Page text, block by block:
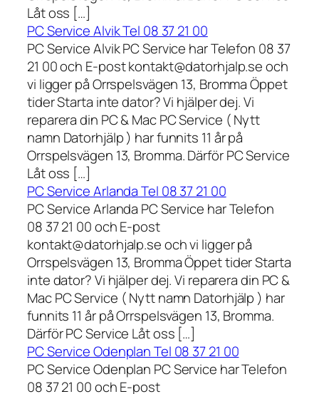
Låt oss […]
PC Service Alvik Tel 08 37 21 00
PC Service Alvik PC Service har Telefon 08 37
21 00 och E-post kontakt@datorhjalp.se och
vi ligger på Orrspelsvägen 13, Bromma Öppet
tider Starta inte dator? Vi hjälper dej. Vi
reparera din PC & Mac PC Service ( Nytt
namn Datorhjälp ) har funnits 11 år på
Orrspelsvägen 13, Bromma. Därför PC Service
Låt oss […]
PC Service Arlanda Tel 08 37 21 00
PC Service Arlanda PC Service har Telefon
08 37 21 00 och E-post
kontakt@datorhjalp.se och vi ligger på
Orrspelsvägen 13, Bromma Öppet tider Starta
inte dator? Vi hjälper dej. Vi reparera din PC &
Mac PC Service ( Nytt namn Datorhjälp ) har
funnits 11 år på Orrspelsvägen 13, Bromma.
Därför PC Service Låt oss […]
PC Service Odenplan Tel 08 37 21 00
PC Service Odenplan PC Service har Telefon
08 37 21 00 och E-post